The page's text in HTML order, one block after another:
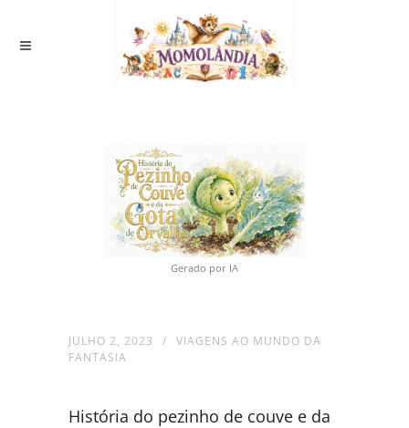
Gerado por IA
JULHO 2, 2023
VIAGENS AO MUNDO DA
FANTASIA
História do pezinho de couve e da